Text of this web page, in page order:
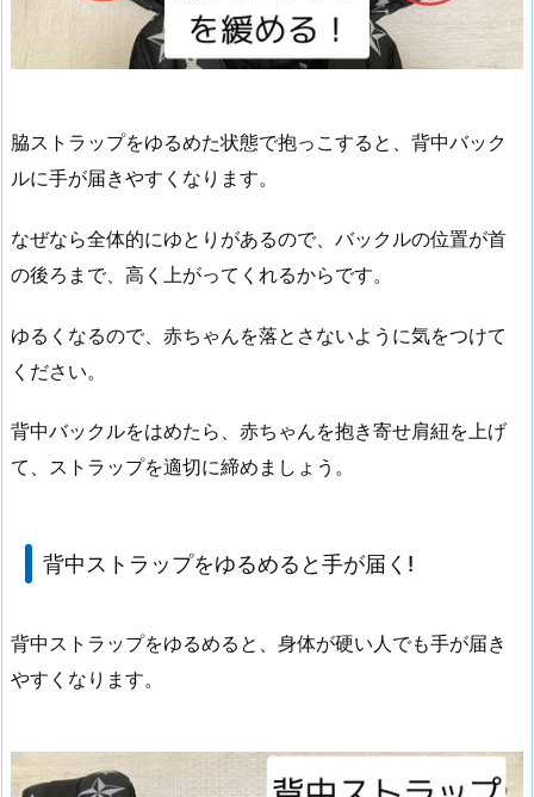
脇ストラップをゆるめた状態で抱っこすると、背中バック
ルに手が届きやすくなります。
なぜなら全体的にゆとりがあるので、バックルの位置が首
の後ろまで、高く上がってくれるからです。
ゆるくなるので、赤ちゃんを落とさないように気をつけて
ください。
背中バックルをはめたら、赤ちゃんを抱き寄せ肩紐を上げ
て、ストラップを適切に締めましょう。
背中ストラップをゆるめると手が届く!
背中ストラップをゆるめると、身体が硬い人でも手が届き
やすくなります。